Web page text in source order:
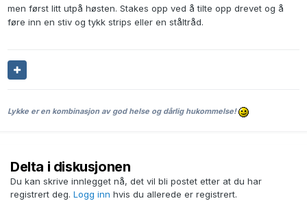
men først litt utpå høsten. Stakes opp ved å tilte opp drevet og å
føre inn en stiv og tykk strips eller en ståltråd.
Lykke er en kombinasjon av god helse og dårlig hukommelse!
Delta i diskusjonen
Du kan skrive innlegget nå, det vil bli postet etter at du har
registrert deg. Logg inn hvis du allerede er registrert.